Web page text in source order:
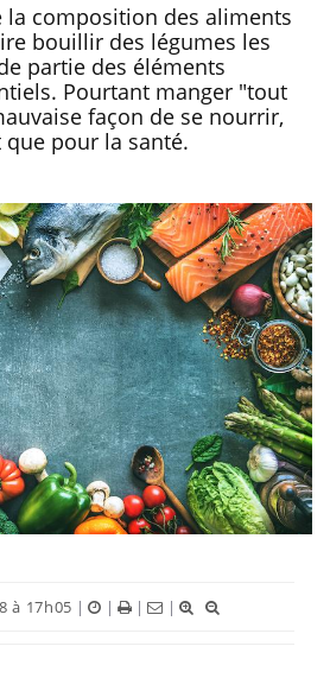
la composition des aliments
bouillir des légumes les
partie des éléments
Pourtant manger "tout
façon de se nourrir,
pour la santé.
à 17h05 | | | |